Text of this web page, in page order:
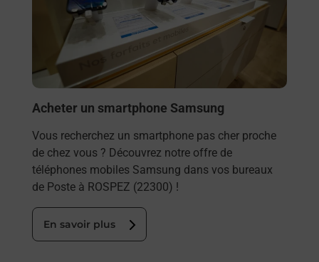
Acheter un smartphone Samsung
Vous recherchez un smartphone pas cher proche
de chez vous ? Découvrez notre offre de
téléphones mobiles Samsung dans vos bureaux
de Poste à ROSPEZ (22300) !
En savoir plus